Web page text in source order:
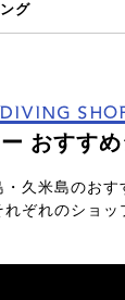
グ
おすす
久米島のおす
ぞれのショッ